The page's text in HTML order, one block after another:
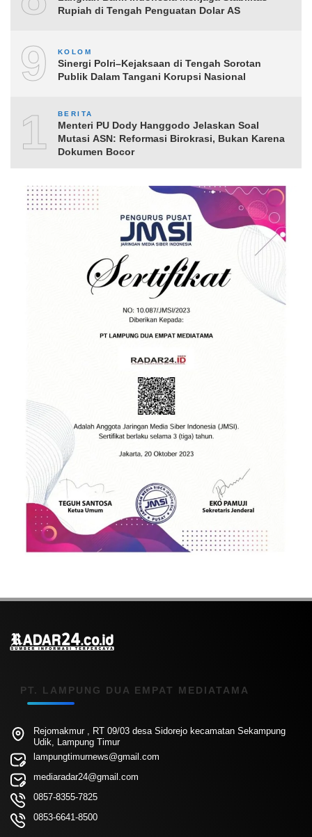
Rupiah di Tengah Penguatan Dolar AS
9 KOLOM
Sinergi Polri–Kejaksaan di Tengah Sorotan
Publik Dalam Tangani Korupsi Nasional
10BERITA
Menteri PU Dody Hanggodo Jelaskan Soal
Mutasi ASN: Reformasi Birokrasi, Bukan Karena
Dokumen Bocor
PT. LAMPUNG DUA EMPAT MEDIATAMA
Rejomakmur , RT 09/03 desa Sidorejo kecamatan Sekampung
Udik, Lampung Timur
lampungtimurnews@gmail.com
mediaradar24@gmail.com
0857-8355-7825
0853-6641-8500